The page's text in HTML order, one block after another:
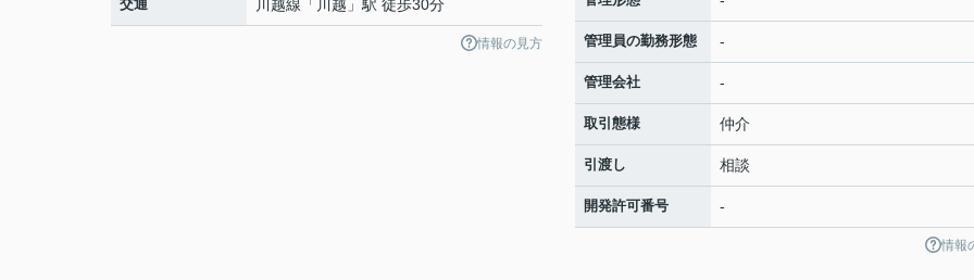
交通 川越線 「 川越 」駅 徒歩30分
情報の見方 管理員の勤務形態 -
管理会社 -
取引態様 仲介
引渡し 相談
開発許可番号 -
情報